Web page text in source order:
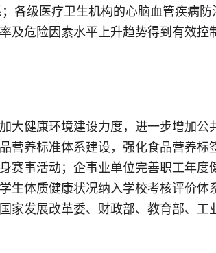
各级医疗卫生机构的心脑血管疾病
危险因素水平上升趋势得到有效
大健康环境建设力度，进一步增加
养标准体系建设，强化食品营养
事活动；企事业单位完善职工年
体质健康状况纳入学校考核评价体
发展改革委、财政部、教育部、工